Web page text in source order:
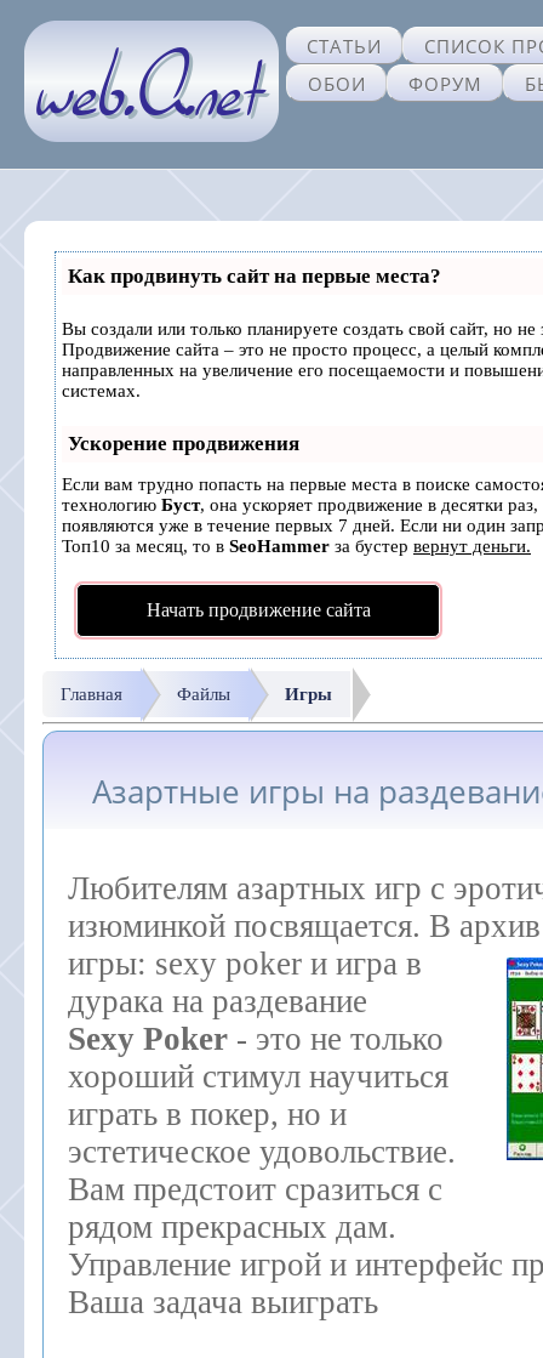
СТАТЬИ
СПИСОК
ОБОИ
ФОРУМ
Как продвинуть сайт на первые места?
Вы создали или только планируете создать свой сайт, но не
Продвижение сайта – это не просто процесс, а целый
направленных на увеличение его посещаемости и
системах.
Ускорение продвижения
Если вам трудно попасть на первые места в поиске
технологию Буст, она ускоряет продвижение в десятки
появляются уже в течение первых 7 дней. Если ни один
Топ10 за месяц, то в SeoHammer за бустер вернут деньги.
Начать продвижение сайта
Главная Файлы Игры
Азартные игры на
Любителям азартных игр с
изюминкой посвящается. В
игры: sexy poker и игра в
дурака на раздевание
Sexy Poker - это не только
хороший стимул научиться
играть в покер, но и
эстетическое удовольствие.
Вам предстоит сразиться с
рядом прекрасных дам.
Управление игрой и интерфейс
Ваша задача выиграть